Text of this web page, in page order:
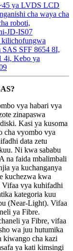
ya LVDS LCD
cha waya cha
roboti,
JD-IS07
SFF 8654 8I,
4i, Kebo ya
vya habari vya
zinapaswa
Kasi ya kusoma
cha vyombo vya
data zetu
Ni kwa sababu
na faida mbalimbali
ya kuchanganya
kuchezwa kwa
vya kuhifadhi
kategoria kuu
(Near-Light). Vifaa
ya Fibre.
ya Fibre, vifaa
wa juu hutumika
kiwango cha kazi
ya kati kimsingi